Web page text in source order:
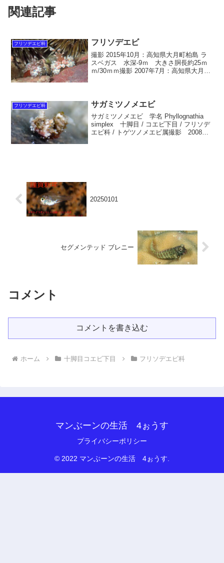
関連記事
フリソデエビ科 フリソデエビ
撮影 2015年10月：高知県大月町柏島 ラ
スベガス 水深-9ｍ 大きさ胴長約25ｍ
ｍ/30ｍｍ撮影 2007年7月：高知県大月町
フリソデエビ科 サガミツノメエビ
サガミツノメエビ 学名 Phyllognathia
simplex 十脚目 / コエビ下目 / フリソデ
エビ科 / トゲツノメエビ属撮影 2008年1
20250101
セグメンテッド ブレニー
コメント
コメントを書き込む
ホーム 十脚目コエビ下目 フリソデエビ科
マンぶーンの生活 4ぉうす
プライバシーポリシー
© 2022 マンぶーンの生活 4ぉうす.